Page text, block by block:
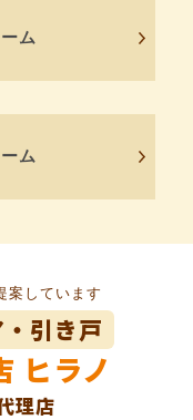
ム
ム
案しています
引き戸
ヒラノ
理店